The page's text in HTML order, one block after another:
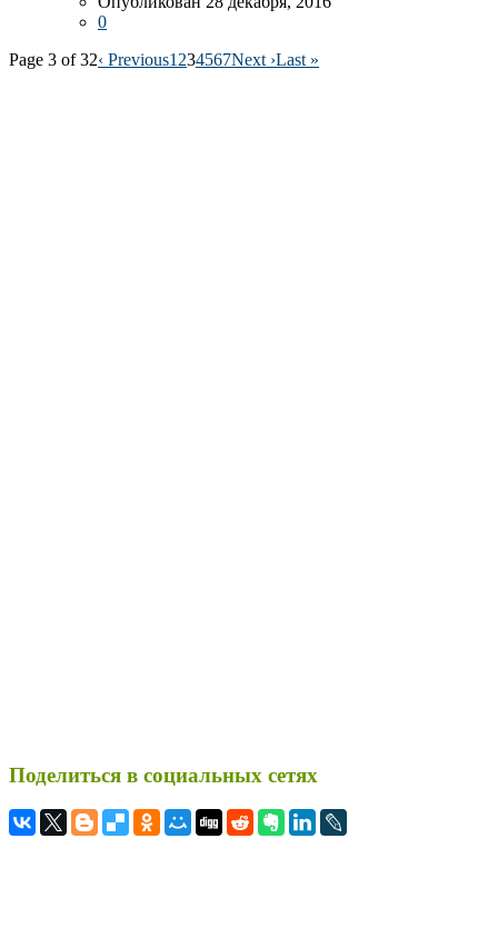
0
Page 3 of 32‹ Previous1234567Next ›Last »
Поделиться в социальных сетях